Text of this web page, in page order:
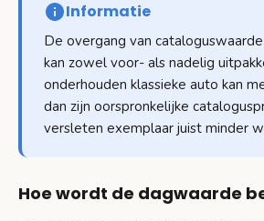
Informatie
De overgang van
kan zowel voor- als nadelig
onderhouden klassieke auto kan
dan zijn oorspronkelijke
versleten exemplaar juist minder
Hoe wordt de dagwaarde